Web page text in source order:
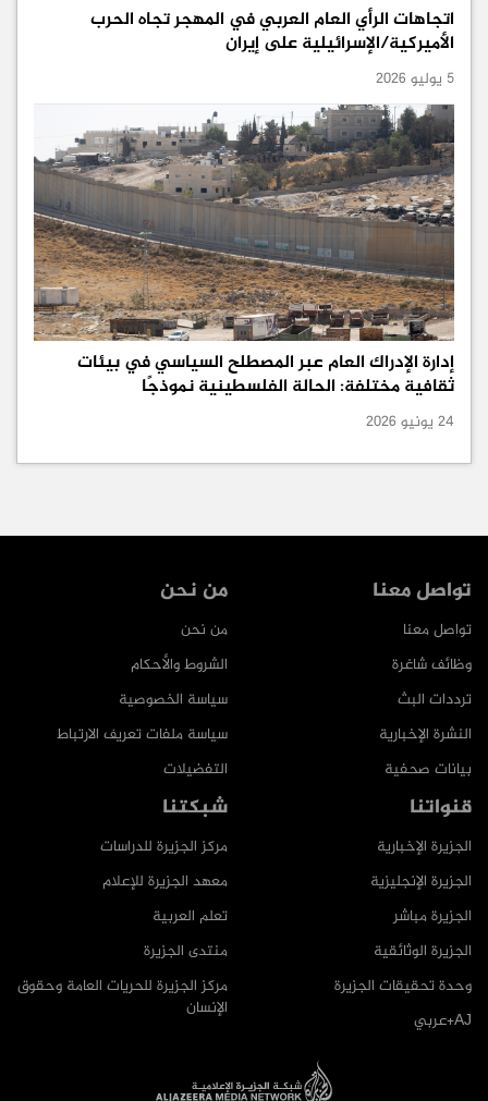
اتجاهات الرأي العام العربي في المهجر تجاه الحرب
الأميركية/الإسرائيلية على إيران
5 يوليو 2026
إدارة الإدراك العام عبر المصطلح السياسي في بيئات
ثقافية مختلفة: الحالة الفلسطينية نموذجًا
24 يونيو 2026
من نحن
من نحن
الشروط والأحكام
سياسة الخصوصية
سياسة ملفات تعريف الارتباط
التفضيلات
تواصل معنا
تواصل معنا
وظائف شاغرة
ترددات البث
النشرة الإخبارية
بيانات صحفية
شبكتنا
مركز الجزيرة للدراسات
معهد الجزيرة للإعلام
تعلم العربية
منتدى الجزيرة
مركز الجزيرة للحريات العامة وحقوق
الإنسان
قنواتنا
الجزيرة الإخبارية
الجزيرة الإنجليزية
الجزيرة مباشر
الجزيرة الوثائقية
وحدة تحقيقات الجزيرة
AJ+عربي